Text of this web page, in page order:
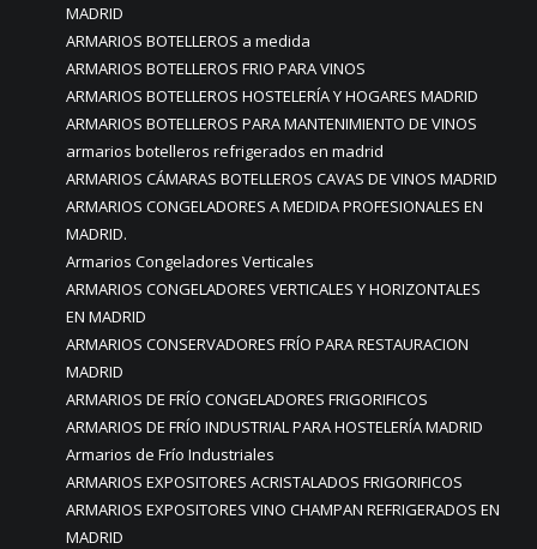
MADRID
ARMARIOS BOTELLEROS a medida
ARMARIOS BOTELLEROS FRIO PARA VINOS
ARMARIOS BOTELLEROS HOSTELERÍA Y HOGARES MADRID
ARMARIOS BOTELLEROS PARA MANTENIMIENTO DE VINOS
armarios botelleros refrigerados en madrid
ARMARIOS CÁMARAS BOTELLEROS CAVAS DE VINOS MADRID
ARMARIOS CONGELADORES A MEDIDA PROFESIONALES EN
MADRID.
Armarios Congeladores Verticales
ARMARIOS CONGELADORES VERTICALES Y HORIZONTALES
EN MADRID
ARMARIOS CONSERVADORES FRÍO PARA RESTAURACION
MADRID
ARMARIOS DE FRÍO CONGELADORES FRIGORIFICOS
ARMARIOS DE FRÍO INDUSTRIAL PARA HOSTELERÍA MADRID
Armarios de Frío Industriales
ARMARIOS EXPOSITORES ACRISTALADOS FRIGORIFICOS
ARMARIOS EXPOSITORES VINO CHAMPAN REFRIGERADOS EN
MADRID